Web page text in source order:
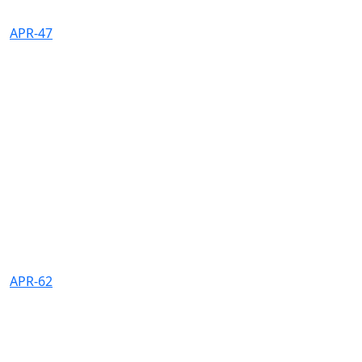
APR-47
APR-62